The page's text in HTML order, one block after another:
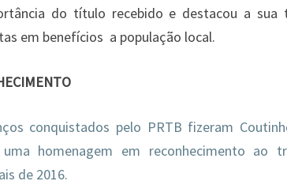
do título recebido e destacou a
em benefícios a população local.
conquistados pelo PRTB fizeram
homenagem em reconhecimento ao
de 2016.